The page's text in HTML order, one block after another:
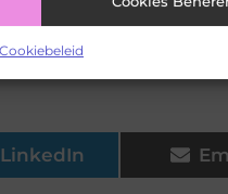
Cookiebeleid
professional bellen?
LinkedIn